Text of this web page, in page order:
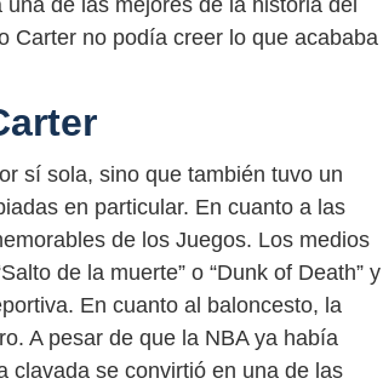
Carter no podía creer lo que acababa
sí sola, sino que también tuvo un
en particular. En cuanto a las
de los Juegos. Los medios
de la muerte” o “Dunk of Death” y
En cuanto al baloncesto, la
A pesar de que la NBA ya había
clavada se convirtió en una de las